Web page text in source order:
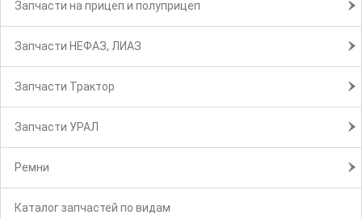
Запчасти на прицеп и полуприцеп
Запчасти НЕФАЗ, ЛИАЗ
Запчасти Трактор
Запчасти УРАЛ
Ремни
Каталог запчастей по видам